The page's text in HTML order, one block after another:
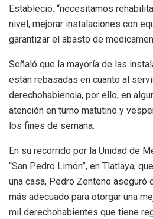
Estableció: “necesitamos
nivel, mejorar instalaciones con
garantizar el abasto de
Señaló que la mayoría de las
están rebasadas en cuanto al
derechohabiencia, por ello, en
atención en turno matutino y
los fines de semana.
En su recorrido por la Unidad de
“San Pedro Limón”, en Tlatlaya,
una casa, Pedro Zenteno aseguró
más adecuado para otorgar una
mil derechohabientes que tiene